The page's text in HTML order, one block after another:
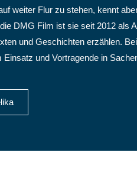
weiter Flur zu stehen, kennt
DMG Film ist sie seit 2012 als
und Geschichten erzählen.
Einsatz und Vortragende in